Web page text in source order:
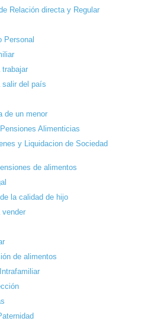
Relación directa y Regular
Personal
trabajar
salir del país
de un menor
Alimenticias
y Liquidacion de Sociedad
de alimentos
la calidad de hijo
vender
de alimentos